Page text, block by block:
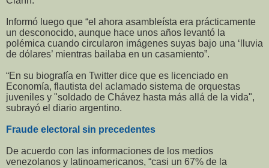
Informó luego que “el ahora asambleísta era prácticamente
un desconocido, aunque hace unos años levantó la
polémica cuando circularon imágenes suyas bajo una ‘lluvia
de dólares’ mientras bailaba en un casamiento”.
“En su biografía en Twitter dice que es licenciado en
Economía, flautista del aclamado sistema de orquestas
juveniles y "soldado de Chávez hasta más allá de la vida",
subrayó el diario argentino.
Fraude electoral sin precedentes
De acuerdo con las informaciones de los medios
venezolanos y latinoamericanos, “casi un 67% de la